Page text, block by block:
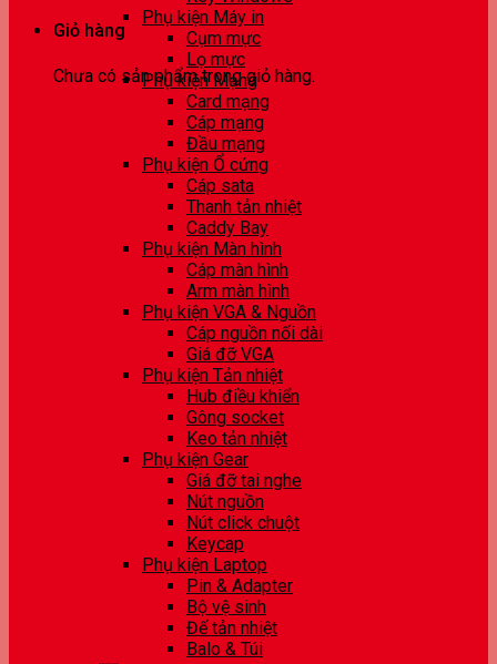
Giỏ hàng
Chưa có sản phẩm trong giỏ hàng.
Phụ kiện Máy in
Cụm mực
Lọ mực
Phụ kiện Mạng
Card mạng
Cáp mạng
Đầu mạng
Phụ kiện Ổ cứng
Cáp sata
Thanh tản nhiệt
Caddy Bay
Phụ kiện Màn hình
Cáp màn hình
Arm màn hình
Phụ kiện VGA & Nguồn
Cáp nguồn nối dài
Giá đỡ VGA
Phụ kiện Tản nhiệt
Hub điều khiển
Gông socket
Keo tản nhiệt
Phụ kiện Gear
Giá đỡ tai nghe
Nút nguồn
Nút click chuột
Keycap
Phụ kiện Laptop
Pin & Adapter
Bộ vệ sinh
Đế tản nhiệt
Balo & Túi